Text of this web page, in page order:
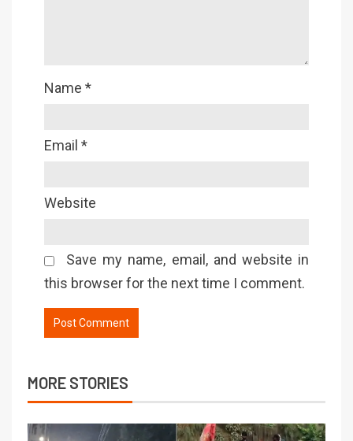
Name *
Email *
Website
Save my name, email, and website in
this browser for the next time I comment.
MORE STORIES